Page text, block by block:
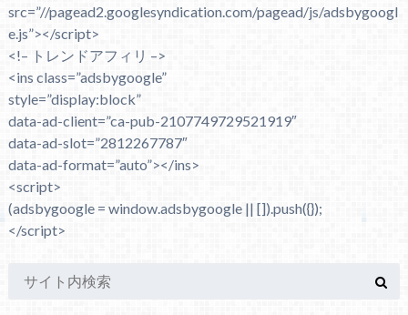
src=”//pagead2.googlesyndication.com/pagead/js/adsbygoogl
e.js”></script>
<!– トレンドアフィリ –>
<ins class=”adsbygoogle”
style=”display:block”
data-ad-client=”ca-pub-2107749729521919″
data-ad-slot=”2812267787″
data-ad-format=”auto”></ins>
<script>
(adsbygoogle = window.adsbygoogle || []).push({});
</script>